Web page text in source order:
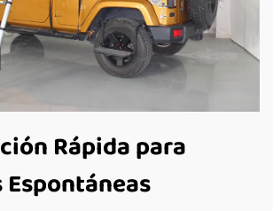
Rápida para